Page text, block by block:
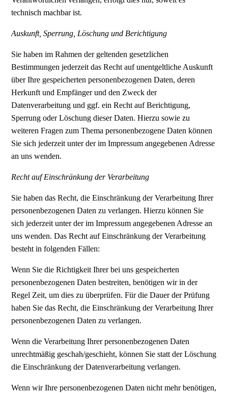
technisch machbar ist.
Auskunft, Sperrung, Löschung und Berichtigung
Sie haben im Rahmen der geltenden gesetzlichen
Bestimmungen jederzeit das Recht auf unentgeltliche Auskunft
über Ihre gespeicherten personenbezogenen Daten, deren
Herkunft und Empfänger und den Zweck der
Datenverarbeitung und ggf. ein Recht auf Berichtigung,
Sperrung oder Löschung dieser Daten. Hierzu sowie zu
weiteren Fragen zum Thema personenbezogene Daten können
Sie sich jederzeit unter der im Impressum angegebenen Adresse
an uns wenden.
Recht auf Einschränkung der Verarbeitung
Sie haben das Recht, die Einschränkung der Verarbeitung Ihrer
personenbezogenen Daten zu verlangen. Hierzu können Sie
sich jederzeit unter der im Impressum angegebenen Adresse an
uns wenden. Das Recht auf Einschränkung der Verarbeitung
besteht in folgenden Fällen:
Wenn Sie die Richtigkeit Ihrer bei uns gespeicherten
personenbezogenen Daten bestreiten, benötigen wir in der
Regel Zeit, um dies zu überprüfen. Für die Dauer der Prüfung
haben Sie das Recht, die Einschränkung der Verarbeitung Ihrer
personenbezogenen Daten zu verlangen.
Wenn die Verarbeitung Ihrer personenbezogenen Daten
unrechtmäßig geschah/geschieht, können Sie statt der Löschung
die Einschränkung der Datenverarbeitung verlangen.
Wenn wir Ihre personenbezogenen Daten nicht mehr benötigen,